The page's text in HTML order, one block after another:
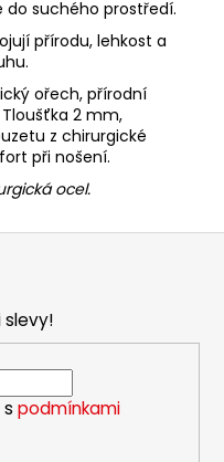
do suchého prostředí.
přírodu, lehkost a
ořech, přírodní
2 mm,
z chirurgické
při nošení.
ocel.
slevy!
podmínkami